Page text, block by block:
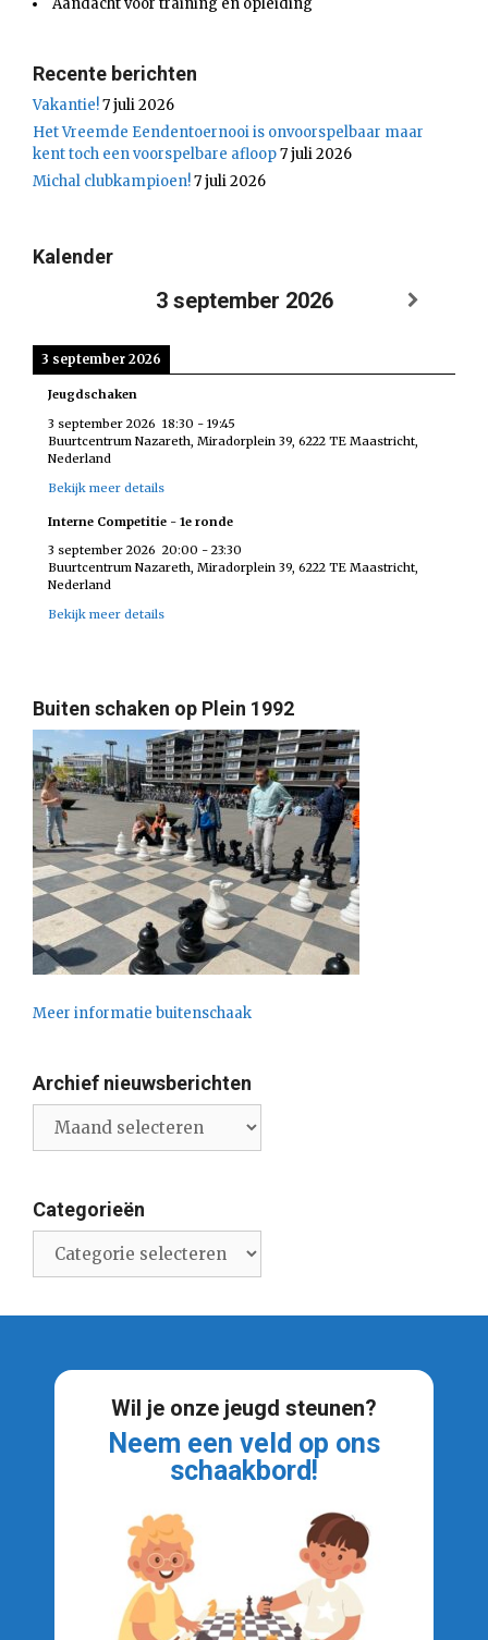
Recente berichten
Vakantie!7 juli 2026
Het Vreemde Eendentoernooi is onvoorspelbaar maar
kent toch een voorspelbare afloop7 juli 2026
Michal clubkampioen!7 juli 2026
Kalender
3 september 2026
3 september 2026
Jeugdschaken
3 september 2026 18:30 - 19:45
Buurtcentrum Nazareth, Miradorplein 39, 6222 TE Maastricht,
Nederland
Bekijk meer details
Interne Competitie - 1e ronde
3 september 2026 20:00 - 23:30
Buurtcentrum Nazareth, Miradorplein 39, 6222 TE Maastricht,
Nederland
Bekijk meer details
Buiten schaken op Plein 1992
Meer informatie buitenschaak
Archief nieuwsberichten
nieuwsberichten
Categorieën
Wil je onze jeugd steunen?
Neem een veld op ons
schaakbord!